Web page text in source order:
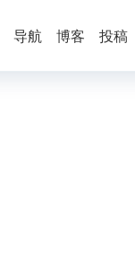
导航 博客 投稿